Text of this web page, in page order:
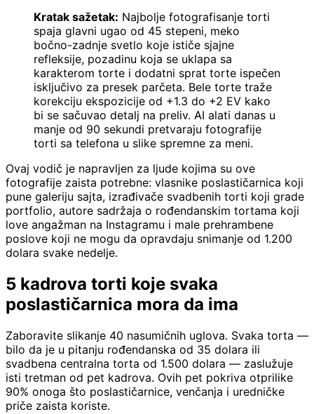
Kratak sažetak: Najbolje fotografisanje torti
spaja glavni ugao od 45 stepeni, meko
bočno-zadnje svetlo koje ističe sjajne
refleksije, pozadinu koja se uklapa sa
karakterom torte i dodatni sprat torte ispečen
isključivo za presek parčeta. Bele torte traže
korekciju ekspozicije od +1.3 do +2 EV kako
bi se sačuvao detalj na preliv. AI alati danas u
manje od 90 sekundi pretvaraju fotografije
torti sa telefona u slike spremne za meni.
Ovaj vodič je napravljen za ljude kojima su ove
fotografije zaista potrebne: vlasnike poslastičarnica koji
pune galeriju sajta, izrađivače svadbenih torti koji grade
portfolio, autore sadržaja o rođendanskim tortama koji
love angažman na Instagramu i male prehrambene
poslove koji ne mogu da opravdaju snimanje od 1.200
dolara svake nedelje.
5 kadrova torti koje svaka
poslastičarnica mora da ima
Zaboravite slikanje 40 nasumičnih uglova. Svaka torta —
bilo da je u pitanju rođendanska od 35 dolara ili
svadbena centralna torta od 1.500 dolara — zaslužuje
isti tretman od pet kadrova. Ovih pet pokriva otprilike
90% onoga što poslastičarnice, venčanja i uredničke
priče zaista koriste.